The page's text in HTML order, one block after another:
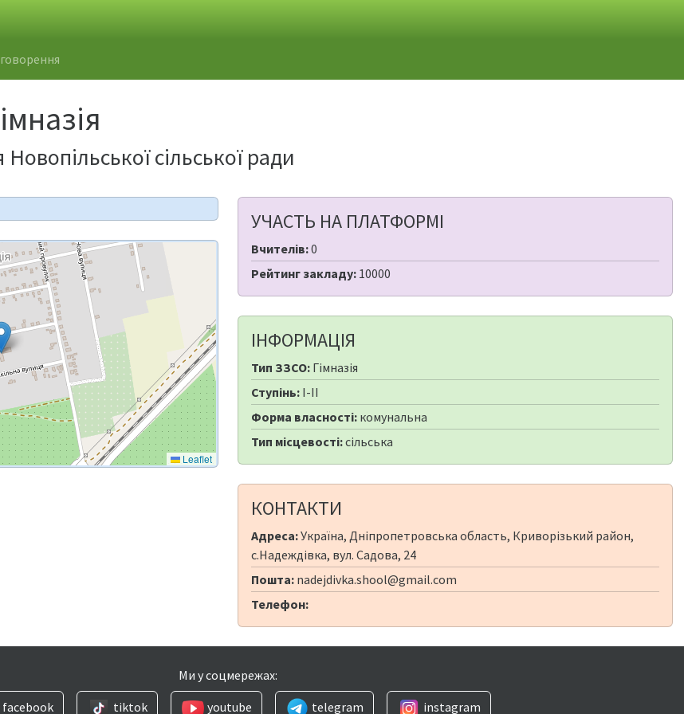
сільської ради
Leaflet
УЧАСТЬ НА ПЛАТФОРМІ
Вчителів:0
Рейтинг закладу: 10000
ІНФОРМАЦІЯ
Тип ЗЗСО: Гімназія
Ступінь: I-II
Форма власності: комунальна
Тип місцевості:сільська
КОНТАКТИ
Адреса:Україна, Дніпропетровська область, Криворізький район,
с.Надеждівка, вул. Садова, 24
Пошта: nadejdivka.shool@gmail.com
Телефон:
Ми у соцмережах:
facebook
tiktok youtube telegram instagram